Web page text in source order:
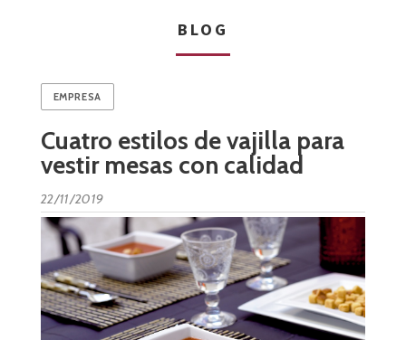
BLOG
EMPRESA
Cuatro estilos de vajilla para
vestir mesas con calidad
22/11/2019